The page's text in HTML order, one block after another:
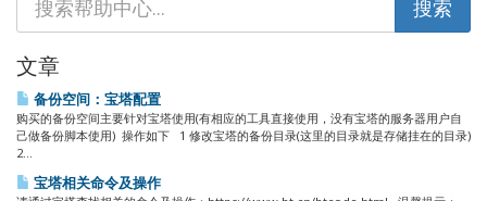
文章
备份空间：宝塔配置
购买的备份空间主要针对宝塔使用(有相应的工具直接使用，没有宝塔的服务器用户自
己做备份脚本使用) 操作如下 1 修改宝塔的备份目录(这里的目录就是存储挂在的目录)
2...
宝塔相关命令及操作